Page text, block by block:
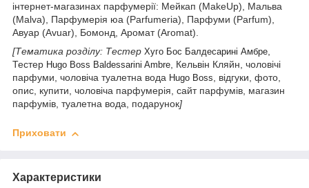
інтернет-магазинах парфумерії: Мейкап (MakeUp), Мальва
(Malva), Парфумерія юа (Parfumeria), Парфуми (Parfum),
Авуар (Avuar), Бомонд, Аромат (Aromat).
[Тематика розділу: Тестер Хуго Бос Балдесарині Амбре,
Тестер Hugo Boss Baldessarini Ambre, Кельвін Кляйн, чоловічі
парфуми, чоловіча туалетна вода Hugo Boss, відгуки, фото,
опис, купити, чоловіча парфумерія, сайт парфумів, магазин
парфумів, туалетна вода, подарунок]
Приховати
Характеристики